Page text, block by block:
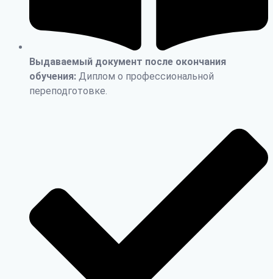
Выдаваемый документ после окончания
обучения: Диплом о профессиональной
переподготовке.